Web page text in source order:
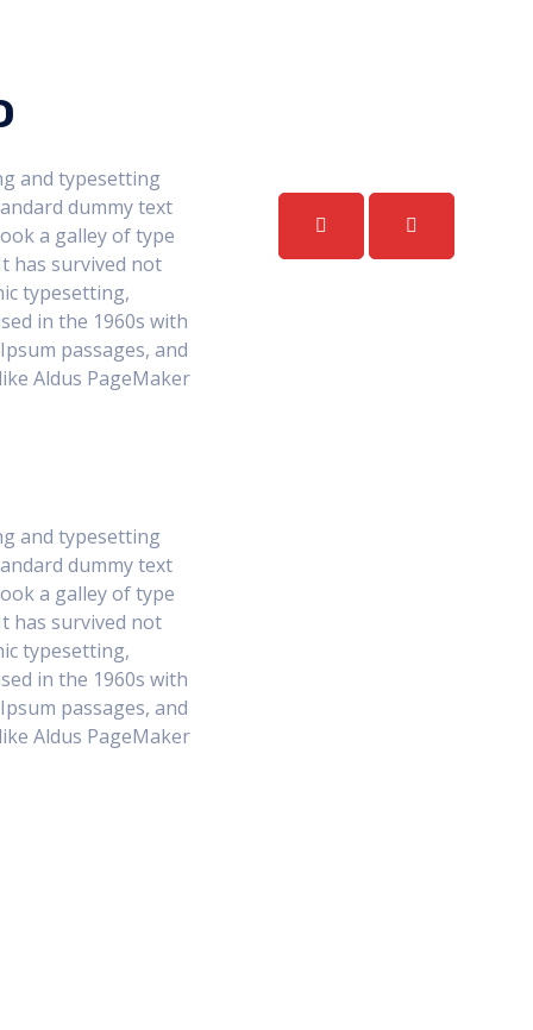
and typesetting
dummy text
a galley of type
has survived not
typesetting,
in the 1960s with
passages, and
Aldus PageMaker
and typesetting
dummy text
a galley of type
has survived not
typesetting,
in the 1960s with
passages, and
Aldus PageMaker